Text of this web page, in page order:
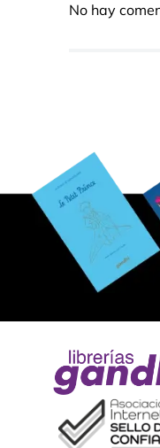
No hay